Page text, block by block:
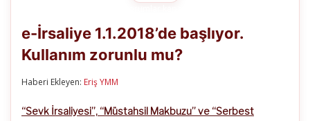
1.1.2018’de
başlıyor.
Kullanım
e-İrsaliye 1.1.2018’de başlıyor.
Kullanım zorunlu mu?
Haberi Ekleyen: Eriş YMM
“Sevk İrsaliyesi”, “Müstahsil Makbuzu” ve “Serbest